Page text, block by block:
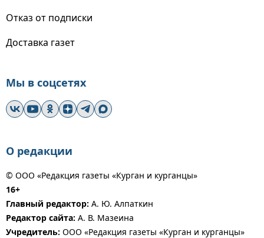
Отказ от подписки
Доставка газет
Мы в соцсетях
О редакции
© ООО «Редакция газеты «Курган и курганцы»
16+
Главный редактор: А. Ю. Алпаткин
Редактор сайта: А. В. Мазеина
Учредитель: ООО «Редакция газеты «Курган и курганцы»